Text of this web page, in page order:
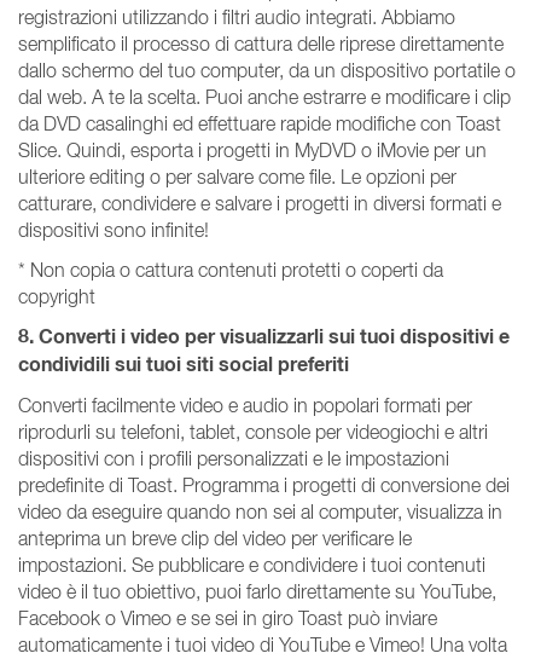
registrazioni utilizzando i filtri audio integrati. Abbiamo
semplificato il processo di cattura delle riprese direttamente
dallo schermo del tuo computer, da un dispositivo portatile o
dal web. A te la scelta. Puoi anche estrarre e modificare i clip
da DVD casalinghi ed effettuare rapide modifiche con Toast
Slice. Quindi, esporta i progetti in MyDVD o iMovie per un
ulteriore editing o per salvare come file. Le opzioni per
catturare, condividere e salvare i progetti in diversi formati e
dispositivi sono infinite!
* Non copia o cattura contenuti protetti o coperti da
copyright
8. Converti i video per visualizzarli sui tuoi dispositivi e
condividili sui tuoi siti social preferiti
Converti facilmente video e audio in popolari formati per
riprodurli su telefoni, tablet, console per videogiochi e altri
dispositivi con i profili personalizzati e le impostazioni
predefinite di Toast. Programma i progetti di conversione dei
video da eseguire quando non sei al computer, visualizza in
anteprima un breve clip del video per verificare le
impostazioni. Se pubblicare e condividere i tuoi contenuti
video è il tuo obiettivo, puoi farlo direttamente su YouTube,
Facebook o Vimeo e se sei in giro Toast può inviare
automaticamente i tuoi video di YouTube e Vimeo! Una volta